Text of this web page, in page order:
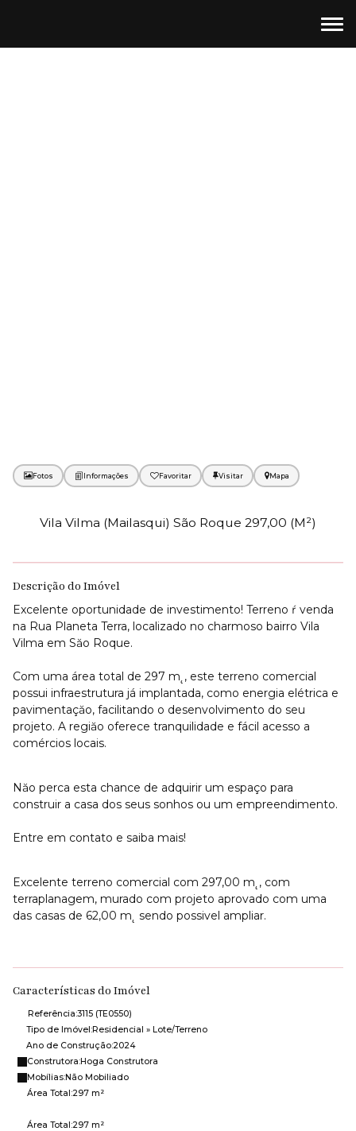
Fotos Favoritar Mapa
Vila Vilma (Mailasqui) São Roque 297,00 (M²)
Descrição do Imóvel
Excelente oportunidade de investimento! Terreno ŕ venda
na Rua Planeta Terra, localizado no charmoso bairro Vila
Vilma em Săo Roque.
Com uma área total de 297 m˛, este terreno comercial
possui infraestrutura já implantada, como energia elétrica e
pavimentaçăo, facilitando o desenvolvimento do seu
projeto. A regiăo oferece tranquilidade e fácil acesso a
comércios locais.
Năo perca esta chance de adquirir um espaço para
construir a casa dos seus sonhos ou um empreendimento.
Entre em contato e saiba mais!
Excelente terreno comercial com 297,00 m˛, com
terraplanagem, murado com projeto aprovado com uma
das casas de 62,00 m˛ sendo possivel ampliar.
Características do Imóvel
Referência:3115 (TE0550)
Tipo de Imóvel:Residencial » Lote/Terreno
Ano de Construção:2024
Construtora:Hoga Construtora
Mobílias:Não Mobiliado
Área Total:297 m²
Área Total:297 m²